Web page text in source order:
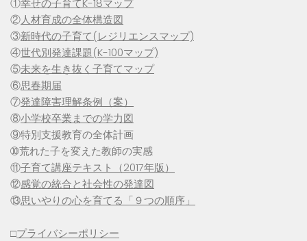
①幸せの子育てK-18マップ
②人材育成の全体構造図
③新時代の子育て(レジリエンスマップ)
④世代別発達課題(K-100マップ)
⑤未来を生き抜く子育てマップ
⑥思春期届
⑦発達障害理解条例（案）
⑧小学校卒業までの学力図
⑨特別支援教育の全体計画
➉荒れた子を変えた教師の実感
⑪子育て講座テキスト（2017年版）
⑫感覚の統合と社会性の発達図
⑬思いやりの心を育てる「９つの順序」
□プライバシーポリシー